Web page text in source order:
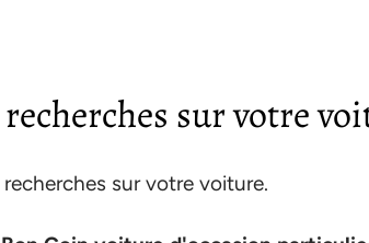
recherches sur votre
sur votre voiture.